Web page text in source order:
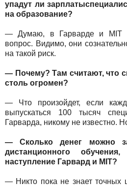
упадут ли
на образование?
— Думаю, в Гарварде и MIT
вопрос. Видимо, они
на такой риск.
— Почему? Там считают, что
столь огромен?
— Что произойдет, если
выпускаться 100 тысяч
Гарварда, никому не известно.
— Сколько денег можно
дистанционного
наступление Гарвард и MIT?
— Никто пока не знает точных